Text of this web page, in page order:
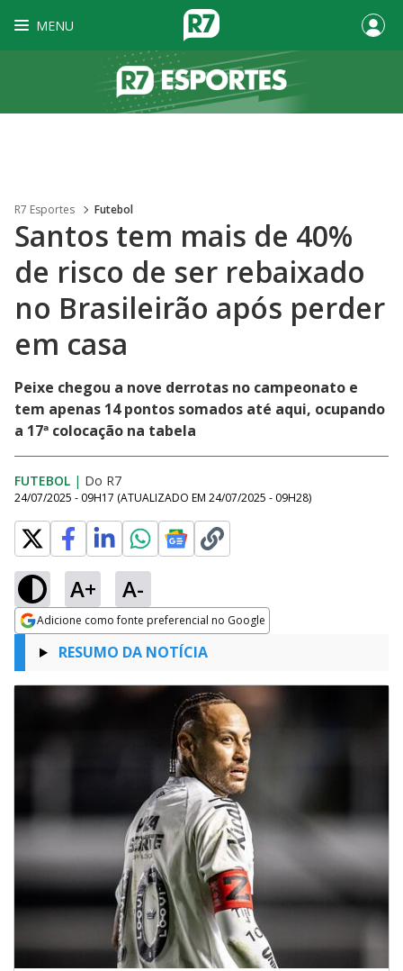
MENU
R7 Esportes Futebol
Santos tem mais de 40%
de risco de ser rebaixado
no Brasileirão após perder
em casa
Peixe chegou a nove derrotas no campeonato e
tem apenas 14 pontos somados até aqui, ocupando
a 17ª colocação na tabela
FUTEBOL | Do R7
24/07/2025 - 09H17 (ATUALIZADO EM 24/07/2025 - 09H28)
A+ A-
Adicione como fonte preferencial no Google
Opens in new window
RESUMO DA NOTÍCIA